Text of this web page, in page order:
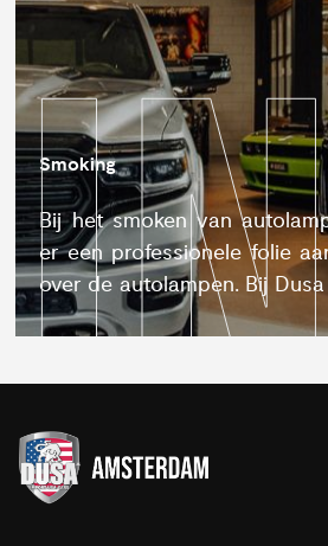
Smoking
Bij het smoken van
er een professionele folie
over de autolampen. Bij
door professionals laten doen.